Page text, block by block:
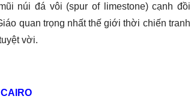
núi đá vôi (spur of limestone) cạnh đồi
quan trọng nhất thế giới thời chiến tranh
vời.